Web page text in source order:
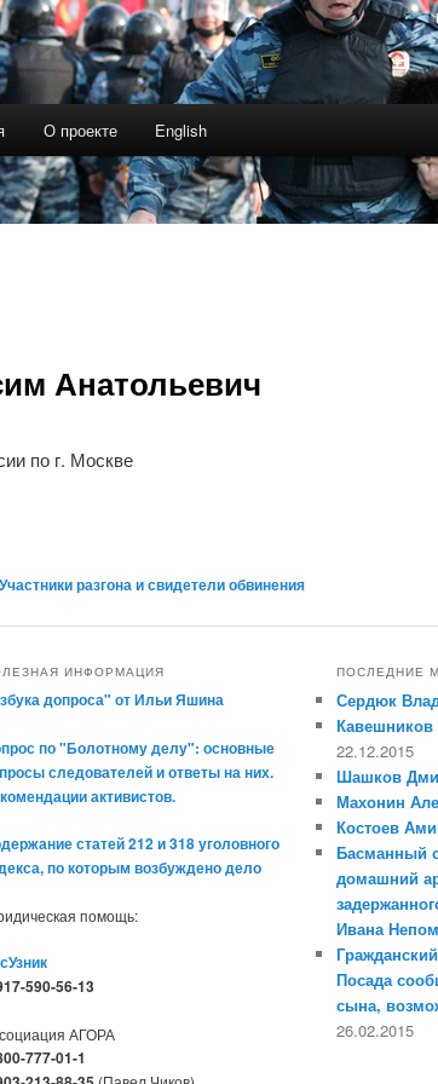
О проекте English
Анатольевич
по г. Москве
Участники разгона и свидетели обвинения
ИНФОРМАЦИЯ
допроса" от Ильи Яшина
по "Болотному делу": основные
следователей и ответы на них.
активистов.
статей 212 и 318 уголовного
по которым возбуждено дело
помощь:
590-56-13
АГОРА
777-01-1
ПОСЛЕДНИЕ
Сердюк
Кавешников
22.12.2015
Шашков
Махонин
Костоев
Басманный
домашний
Ивана
Посада
сына,
26.02.2015